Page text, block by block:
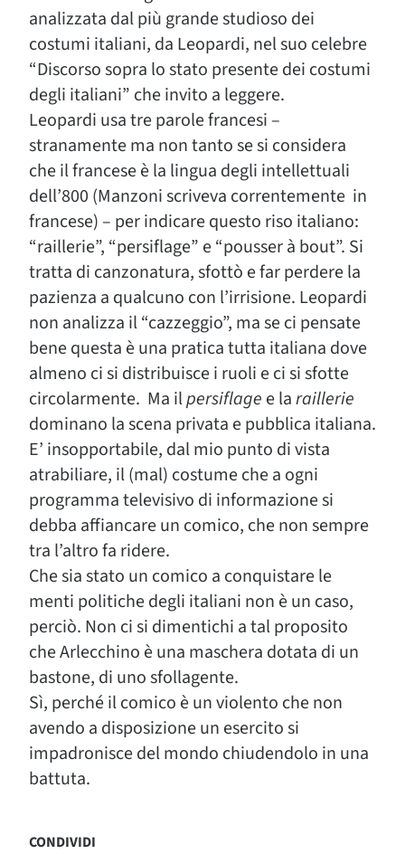
analizzata dal più grande studioso dei
costumi italiani, da Leopardi, nel suo celebre
“Discorso sopra lo stato presente dei costumi
degli italiani” che invito a leggere.
Leopardi usa tre parole francesi –
stranamente ma non tanto se si considera
che il francese è la lingua degli intellettuali
dell’800 (Manzoni scriveva correntemente in
francese) – per indicare questo riso italiano:
“raillerie”, “persiflage” e “pousser à bout”. Si
tratta di canzonatura, sfottò e far perdere la
pazienza a qualcuno con l’irrisione. Leopardi
non analizza il “cazzeggio”, ma se ci pensate
bene questa è una pratica tutta italiana dove
almeno ci si distribuisce i ruoli e ci si sfotte
circolarmente. Ma ilpersiflage e laraillerie
dominano la scena privata e pubblica italiana.
E’ insopportabile, dal mio punto di vista
atrabiliare, il (mal) costume che a ogni
programma televisivo di informazione si
debba affiancare un comico, che non sempre
tra l’altro fa ridere.
Che sia stato un comico a conquistare le
menti politiche degli italiani non è un caso,
perciò. Non ci si dimentichi a tal proposito
che Arlecchino è una maschera dotata di un
bastone, di uno sfollagente.
Sì, perché il comico è un violento che non
avendo a disposizione un esercito si
impadronisce del mondo chiudendolo in una
battuta.
CONDIVIDI